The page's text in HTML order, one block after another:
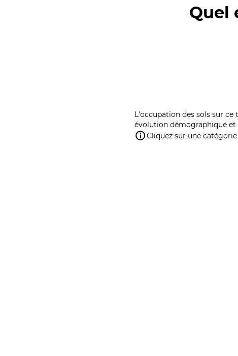
Quel
L'occupation des sols sur
évolution démographique
Cliquez sur une